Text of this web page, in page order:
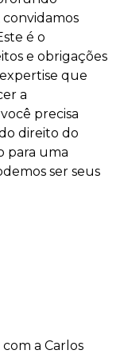
é o
e obrigações
que
a
precisa
direito do
para uma
ser seus
a Carlos